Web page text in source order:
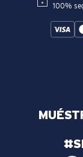
100%